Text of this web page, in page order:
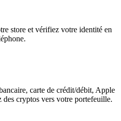
store et vérifiez votre identité en
carte de crédit/débit, Apple
cryptos vers votre portefeuille.